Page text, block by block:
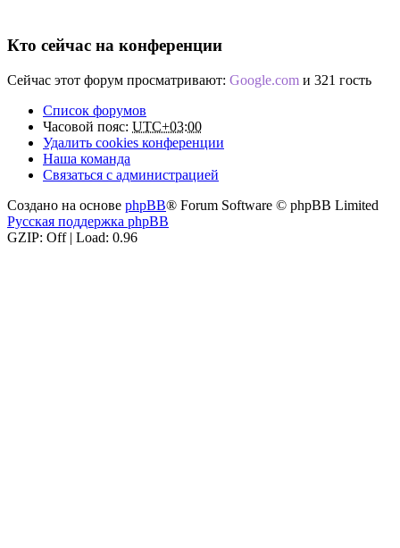
Кто сейчас на конференции
Сейчас этот форум просматривают: Google.com и 321 гость
Список форумов
Часовой пояс: UTC+03:00
Удалить cookies конференции
Наша команда
Связаться с администрацией
Создано на основе phpBB® Forum Software © phpBB Limited
Русская поддержка phpBB
GZIP: Off | Load: 0.96